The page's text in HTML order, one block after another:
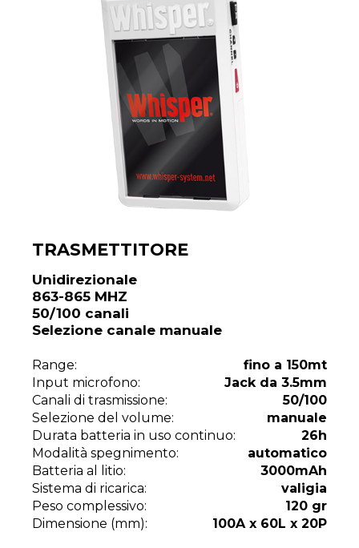
TRASMETTITORE
Unidirezionale
863-865 MHZ
50/100 canali
Selezione canale manuale
Range:
fino a 150mt
Input microfono:
Jack da 3.5mm
Canali di trasmissione:
50/100
Selezione del volume:
manuale
Durata batteria in uso continuo:
26h
Modalità spegnimento:
automatico
Batteria al litio:
3000mAh
Sistema di ricarica:
valigia
Peso complessivo:
120 gr
Dimensione (mm):
100A x 60L x 20P